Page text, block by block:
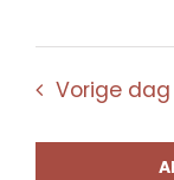
Vorige dag